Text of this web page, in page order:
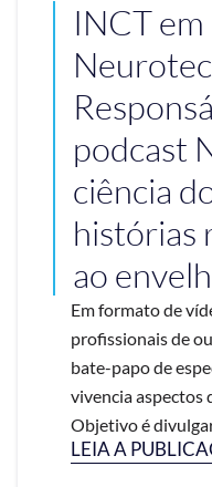
INCT em
podcast
ciência
histórias
ao
Em formato de
profissionais de
bate-papo de
vivencia aspectos
Objetivo é
LEIA A